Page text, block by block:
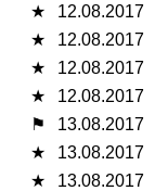
★
12.08.2017
★
12.08.2017
★
12.08.2017
★
12.08.2017
⚑
13.08.2017
★
13.08.2017
★
13.08.2017